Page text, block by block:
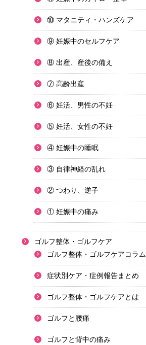
⑩ マタニティ・ハンズケア
⑨ 妊娠中のセルフケア
⑧ 出産、産後の備え
⑦ 高齢出産
⑥ 妊活、男性の不妊
⑤ 妊活、女性の不妊
④ 妊娠中の睡眠
③ 自律神経の乱れ
② つわり、逆子
① 妊娠中の痛み
ゴルフ整体・ゴルフケア
ゴルフ整体・ゴルフケアコラム
症状別ケア・症例報告まとめ
ゴルフ整体・ゴルフケアとは
ゴルフと腰痛
ゴルフと背中の痛み